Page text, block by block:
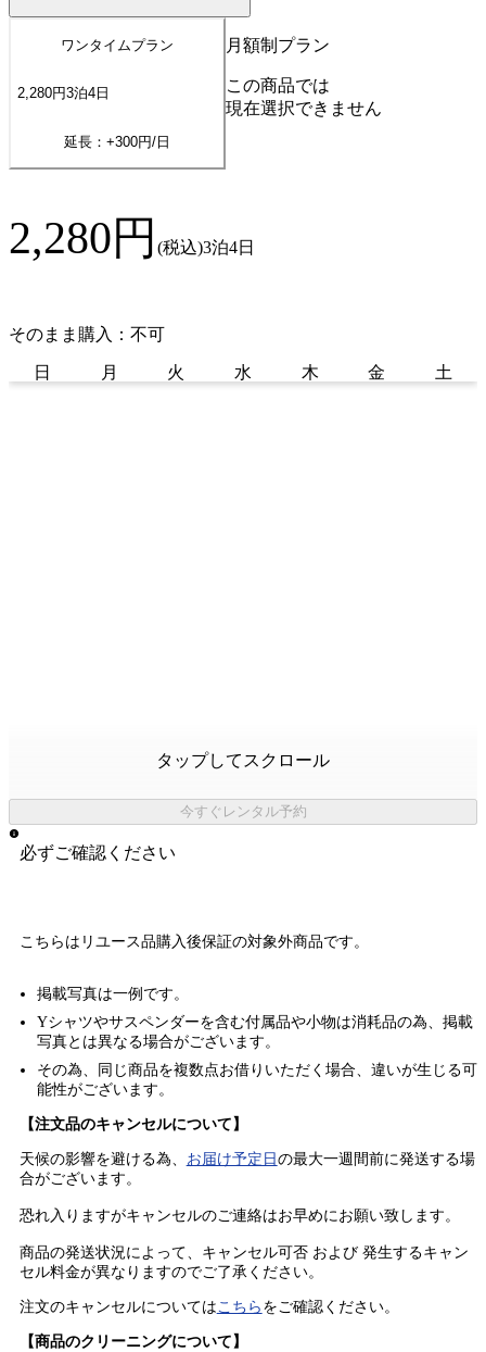
ワンタイムプラン
2,280円3泊4 日
延長：+300円/日
月額制プラン
この商品では
現在選択できません
2,280円 (税込)3泊4日
そのまま購入：不可
日 月 火 水 木 金 土
タップしてスクロール
今すぐレンタル予約
必ずご確認ください
こちらはリユース品購入後保証の対象外商品です。
掲載写真は一例です。
Yシャツやサスペンダーを含む付属品や小物は消耗品の為、掲載
写真とは異なる場合がございます。
その為、同じ商品を複数点お借りいただく場合、違いが生じる可
能性がございます。
【注文品のキャンセルについて】
天候の影響を避ける為、 お届け予定日 の最大一週間前に発送する場
合がございます。
恐れ入りますがキャンセルのご連絡はお早めにお願い致します。
商品の発送状況によって、キャンセル可否 および 発生するキャン
セル料金が異なりますのでご了承ください。
注文のキャンセルについてはこちら をご確認ください。
【商品のクリーニングについて】